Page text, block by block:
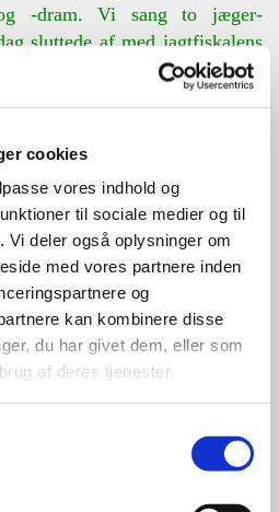
cookies
vores indhold og
til sociale medier og til
deler også oplysninger om
med vores partnere inden
og
kan kombinere disse
du har givet dem, eller som
af deres tjenester.
-dram. Vi sang to jæger-
sluttede af med jagtfiskalens
bemærkninger.
alle en dejlig oplevelse
for at se det i stor størrelse.